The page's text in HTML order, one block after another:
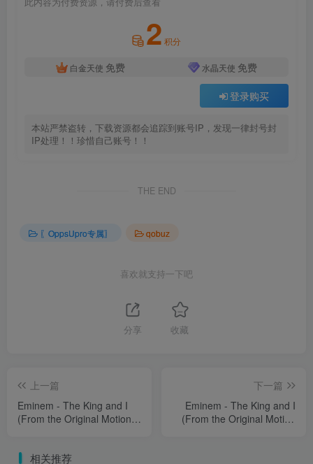
2 积分
白金天使 免费 水晶天使 免费
登录购买
本站严禁盗转，下载资源都会追踪到账号IP，发现一律封号封
IP处理！！珍惜自己账号！！
THE END
〖OppsUpro专属〗 qobuz
喜欢就支持一下吧
分享 收藏
上一篇
Eminem - The King and I
(From the Original Motion
下一篇
Eminem - The King and I
(From the Original Motion
相关推荐